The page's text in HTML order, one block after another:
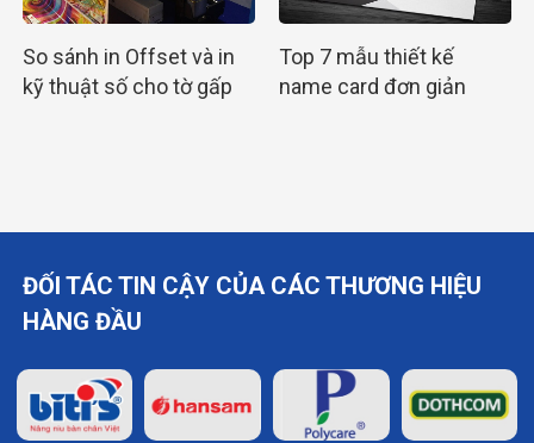
So sánh in Offset và in
kỹ thuật số cho tờ gấp
Top 7 mẫu thiết kế
name card đơn giản
ĐỐI TÁC TIN CẬY CỦA CÁC THƯƠNG HIỆU
HÀNG ĐẦU